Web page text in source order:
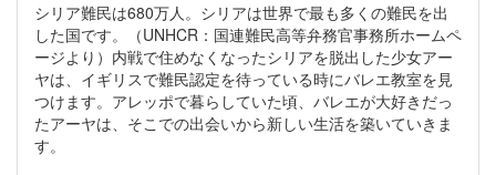
シリア難民は680万人。シリアは世界で最も多くの難民を出
した国です。（UNHCR：国連難民高等弁務官事務所ホームペ
ージより）内戦で住めなくなったシリアを脱出した少女アー
ヤは、イギリスで難民認定を待っている時にバレエ教室を見
つけます。アレッポで暮らしていた頃、バレエが大好きだっ
たアーヤは、そこでの出会いから新しい生活を築いていきま
す。